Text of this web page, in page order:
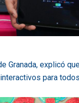
Granada, explicó
para